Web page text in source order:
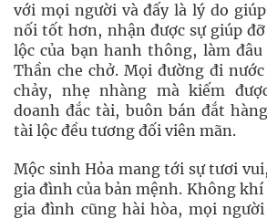
với mọi người và đấy là lý do
nối tốt hơn, nhận được sự giúp
lộc của bạn hanh thông, làm
Thần che chở. Mọi đường đi
chảy, nhẹ nhàng mà kiếm
doanh đắc tài, buôn bán đắt
tài lộc đều tương đối viên mãn.
Mộc sinh Hỏa mang tới sự tươi
gia đình của bản mệnh. Không
gia đình cũng hài hòa, mọi